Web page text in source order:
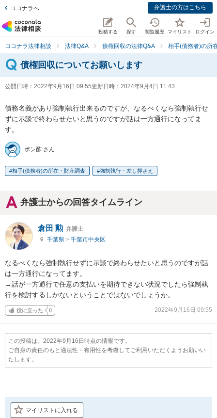
ココナラへ 弁護士の方はこちら
投稿する 探す 閲覧履歴 マイリスト ログイン
ココナラ法律相談 法律Q&A 債権回収の法律Q&A 相手(債務者)の所
債権回収についてお願いします
公開日時： 2022年9月16日 09:55更新日時： 2024年9月4日 11:43
債務名義があり強制執行出来るのですが、なるべくなら強制執行せ
ずに示談で終わらせたいと思うのですが話は一方通行になってま
す。
ポン酢 さん
相手(債務者)の所在・財産調査 強制執行・差し押さえ
弁護士からの回答タイムライン
倉田 勲 弁護士
千葉県 > 千葉市中央区
なるべくなら強制執行せずに示談で終わらせたいと思うのですが話
は一方通行になってます。
→話が一方通行で任意の支払いを期待できない状況でしたら強制執
行を検討するしかないということではないでしょうか。
役に立った 0 2022年9月16日 09:55
この投稿は、2022年9月16日時点の情報です。
ご自身の責任のもと適法性・有用性を考慮してご利用いただくようお願いい
たします。
マイリストに入れる